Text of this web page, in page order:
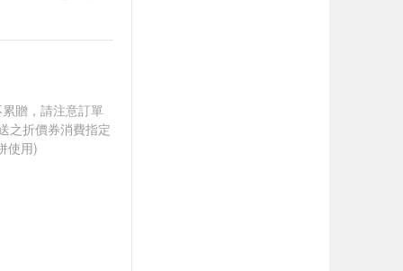
贈，請注意訂單
之折價券消費指定
使用)